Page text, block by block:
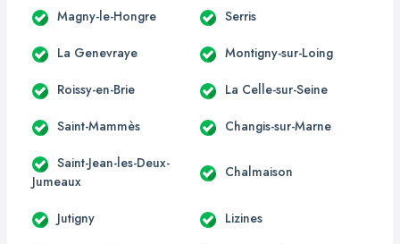
Magny-le-Hongre Serris
La Genevraye Montigny-sur-Loing
Roissy-en-Brie La Celle-sur-Seine
Saint-Mammès Changis-sur-Marne
Saint-Jean-les-Deux-
Jumeaux
Chalmaison
Jutigny Lizines